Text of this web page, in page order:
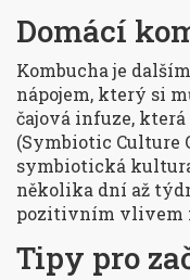
Domácí
Kombucha je
nápojem, který si
čajová infuze, která
(Symbiotic Culture
symbiotická
několika dní až
pozitivním vlivem
Tipy pro